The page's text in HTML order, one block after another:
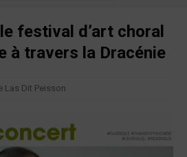
festival d’art choral
à travers la Dracénie
Las Dit Peisson